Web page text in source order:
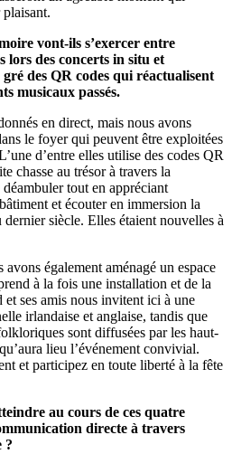
vont-ils s’exercer entre
lors des concerts in situ et
des QR codes qui réactualisent
musicaux passés.
en direct, mais nous avons
le foyer qui peuvent être exploitées
d’entre elles utilise des codes QR
chasse au trésor à travers la
tout en appréciant
et écouter en immersion la
siècle. Elles étaient nouvelles à
également aménagé un espace
à la fois une installation et de la
ses amis nous invitent ici à une
irlandaise et anglaise, tandis que
sont diffusées par les haut-
lieu l’événement convivial.
et participez en toute liberté à la fête
au cours de ces quatre
directe à travers
?